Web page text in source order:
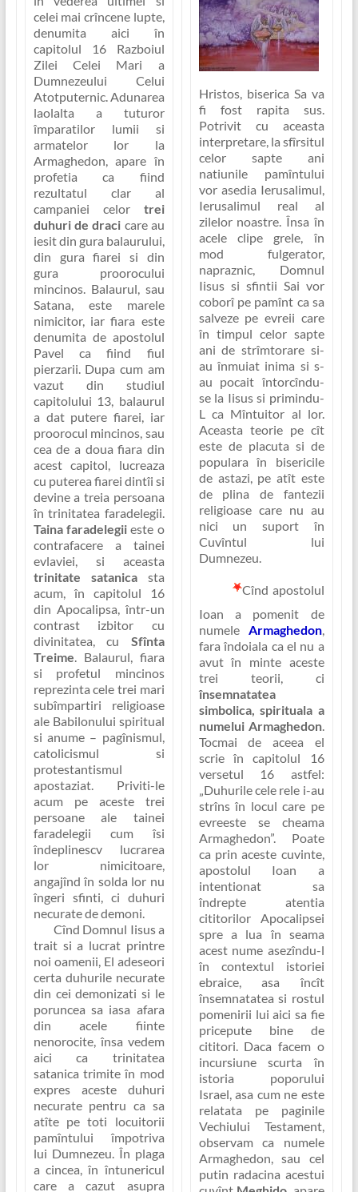
celei mai crîncene lupte,
denumita aici în
capitolul 16 Razboiul
Zilei Celei Mari a
Dumnezeului Celui
Atotputernic. Adunarea
laolalta a tuturor
împaratilor lumii si
armatelor lor la
Armaghedon, apare în
profetia ca fiind
rezultatul clar al
campaniei celor trei
duhuri de draci care au
iesit din gura balaurului,
din gura fiarei si din
gura proorocului
mincinos. Balaurul, sau
Satana, este marele
nimicitor, iar fiara este
denumita de apostolul
Pavel ca fiind fiul
pierzarii. Dupa cum am
vazut din studiul
capitolului 13, balaurul
a dat putere fiarei, iar
proorocul mincinos, sau
cea de a doua fiara din
acest capitol, lucreaza
cu puterea fiarei dintîi si
devine a treia persoana
în trinitatea faradelegii.
Taina faradelegii este o
contrafacere a tainei
evlaviei, si aceasta
trinitate satanicasta
acum, în capitolul 16
din Apocalipsa, într-un
contrast izbitor cu
divinitatea, cu Sfînta
Treime. Balaurul, fiara
si profetul mincinos
reprezinta cele trei mari
subîmpartiri religioase
ale Babilonului spiritual
si anume – pagînismul,
catolicismul si
protestantismul
apostaziat.Priviti-le
acum pe aceste trei
persoane ale tainei
faradelegii cum îsi
îndeplinescv lucrarea
lor nimicitoare,
angajînd în solda lor nu
îngeri sfinti, ci duhuri
necurate de demoni.
Cînd Domnul Iisus a
trait si a lucrat printre
noi oamenii, El adeseori
certa duhurile necurate
din cei demonizati si le
poruncea sa iasa afara
din acele fiinte
nenorocite, însa vedem
aici ca trinitatea
satanica trimite în mod
expres aceste duhuri
necurate pentru ca sa
atîte pe toti locuitorii
pamîntului împotriva
lui Dumnezeu. În plaga
a cincea, în întunericul
care a cazut asupra
Hristos, biserica Sa va
fi fost rapita sus.
Potrivit cu aceasta
interpretare, la sfîrsitul
celor sapte ani
natiunile pamîntului
vor asedia Ierusalimul,
Ierusalimul real al
zilelor noastre. Însa în
acele clipe grele, în
mod fulgerator,
napraznic, Domnul
Iisus si sfintii Sai vor
coborî pe pamînt ca sa
salveze pe evreii care
în timpul celor sapte
ani de strîmtorare si-
au înmuiat inima si s-
au pocait întorcîndu-
se la Iisus si primindu-
L ca Mîntuitor al lor.
Aceasta teorie pe cît
este de placuta si de
populara în bisericile
de astazi, pe atît este
de plina de fantezii
religioase care nu au
nici un suport în
Cuvîntul lui
Dumnezeu.
Cînd apostolul
Ioan a pomenit de
numele Armaghedon,
fara îndoiala ca el nu a
avut în minte aceste
trei teorii, ci
însemnatatea
simbolica, spirituala a
numelui Armaghedon.
Tocmai de aceea el
scrie în capitolul 16
versetul 16 astfel:
„Duhurile cele rele i-au
strîns în locul care pe
evreeste se cheama
Armaghedon”. Poate
ca prin aceste cuvinte,
apostolul Ioan a
intentionat sa
îndrepte atentia
cititorilor Apocalipsei
spre a lua în seama
acest nume asezîndu-l
în contextul istoriei
ebraice, asa încît
însemnatatea si rostul
pomenirii lui aici sa fie
pricepute bine de
cititori. Daca facem o
incursiune scurta în
istoria poporului
Israel, asa cum ne este
relatata pe paginile
Vechiului Testament,
observam ca numele
Armaghedon, sau cel
putin radacina acestui